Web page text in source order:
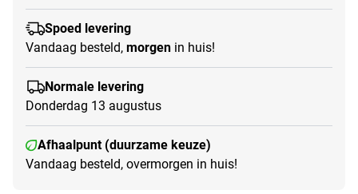
Spoed levering
Vandaag besteld, morgen in huis!
Normale levering
Donderdag 13 augustus
Afhaalpunt (duurzame keuze)
Vandaag besteld, overmorgen in huis!